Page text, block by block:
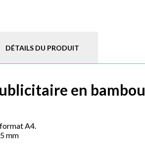
DÉTAILS DU PRODUIT
en bambou
A4.
mm